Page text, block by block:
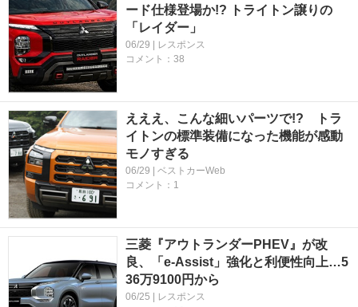
ード仕様登場か!? トライトン譲りの
「レイダー」
06/29 | レスポンス
コメント：38
えええ、こんな細いパーツで!? トラ
イトンの標準装備になった機能が感動
モノすぎる
06/29 | ベストカーWeb
コメント：1
三菱『アウトランダーPHEV』が改
良、「e-Assist」強化と利便性向上…5
36万9100円から
06/25 | レスポンス